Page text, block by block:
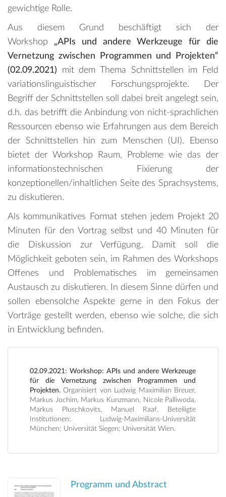
gewichtige Rolle.
Aus diesem Grund beschäftigt sich der
Workshop „APIs und andere Werkzeuge für die
Vernetzung zwischen Programmen und Projekten“
(02.09.2021) mit dem Thema Schnittstellen im Feld
variationslinguistischer Forschungsprojekte. Der
Begriff der Schnittstellen soll dabei breit angelegt sein,
d.h. das betrifft die Anbindung von nicht-sprachlichen
Ressourcen ebenso wie Erfahrungen aus dem Bereich
der Schnittstellen hin zum Menschen (UI). Ebenso
bietet der Workshop Raum, Probleme wie das der
informationstechnischen Fixierung der
konzeptionellen/inhaltlichen Seite des Sprachsystems,
zu diskutieren.
Als kommunikatives Format stehen jedem Projekt 20
Minuten für den Vortrag selbst und 40 Minuten für
die Diskussion zur Verfügung. Damit soll die
Möglichkeit geboten sein, im Rahmen des Workshops
Offenes und Problematisches im gemeinsamen
Austausch zu diskutieren. In diesem Sinne dürfen und
sollen ebensolche Aspekte gerne in den Fokus der
Vorträge gestellt werden, ebenso wie solche, die sich
in Entwicklung befinden.
02.09.2021: Workshop: APIs und andere Werkzeuge
für die Vernetzung zwischen Programmen und
Projekten. Organisiert von Ludwig Maximilian Breuer,
Markus Jochim, Markus Kunzmann, Nicole Palliwoda,
Markus Pluschkovits, Manuel Raaf. Beteiligte
Institutionen: Ludwig-Maximilians-Universität
München; Universität Siegen; Universität Wien.
Programm und Abstract